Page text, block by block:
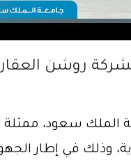
روشن
الملك سعود،
وذلك في إطار